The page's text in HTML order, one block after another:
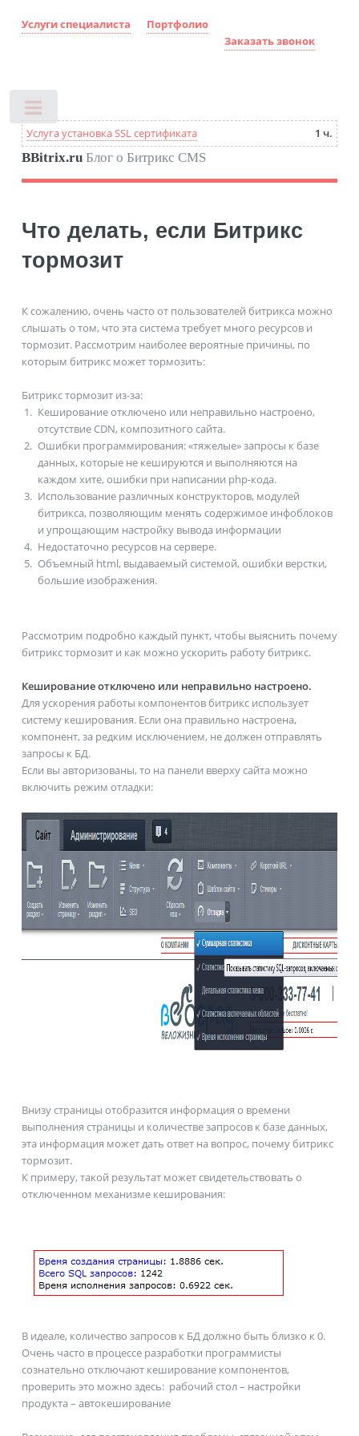
Услуги специалиста
Портфолио
Заказать звонок
Услуга установка SSL сертификата 1 ч.
BBitrix.ruБлог о Битрикс CMS
Что делать, если Битрикс
тормозит
К сожалению, очень часто от пользователей битрикса можно
слышать о том, что эта система требует много ресурсов и
тормозит. Рассмотрим наиболее вероятные причины, по
которым битрикс может тормозить:
Битрикс тормозит из-за:
Кеширование отключено или неправильно настроено,
отсутствие CDN, композитного сайта.
Ошибки программирования: «тяжелые» запросы к базе
данных, которые не кешируются и выполняются на
каждом хите, ошибки при написании php-кода.
Использование различных конструкторов, модулей
битрикса, позволяющим менять содержимое инфоблоков
и упрощающим настройку вывода информации
Недостаточно ресурсов на сервере.
Объемный html, выдаваемый системой, ошибки верстки,
большие изображения.
Рассмотрим подробно каждый пункт, чтобы выяснить почему
битрикс тормозит и как можно ускорить работу битрикс.
Кеширование отключено или неправильно настроено.
Для ускорения работы компонентов битрикс использует
систему кеширования. Если она правильно настроена,
компонент, за редким исключением, не должен отправлять
запросы к БД.
Если вы авторизованы, то на панели вверху сайта можно
включить режим отладки:
Внизу страницы отобразится информация о времени
выполнения страницы и количестве запросов к базе данных,
эта информация может дать ответ на вопрос, почему битрикс
тормозит.
К примеру, такой результат может свидетельствовать о
отключенном механизме кеширования:
В идеале, количество запросов к БД должно быть близко к 0.
Очень часто в процессе разработки программисты
сознательно отключают кеширование компонентов,
проверить это можно здесь: рабочий стол – настройки
продукта – автокеширование